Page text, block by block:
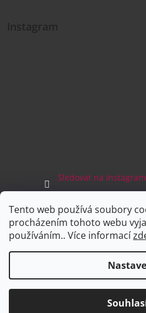
Tento web používá soubory
procházením tohoto webu
používáním.. Více informací
Instagram
Sledovat na
Facebook
Vytvořil